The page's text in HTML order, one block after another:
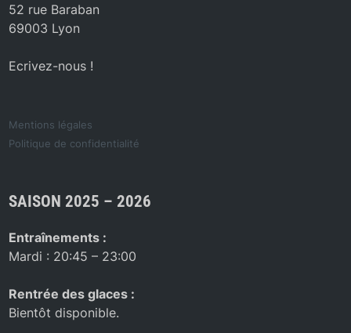
52 rue Baraban
69003 Lyon
Ecrivez-nous !
Mentions légales
Politique de confidentialité
SAISON 2025 – 2026
Entraînements :
Mardi : 20:45 – 23:00
Rentrée des glaces :
Bientôt disponible.